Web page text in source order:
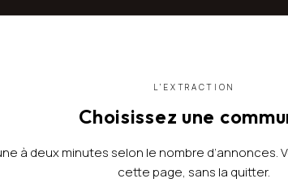
L’EXTRACTION
Choisissez une
à deux minutes selon le nombre d’annonces.
cette page, sans la quitter.